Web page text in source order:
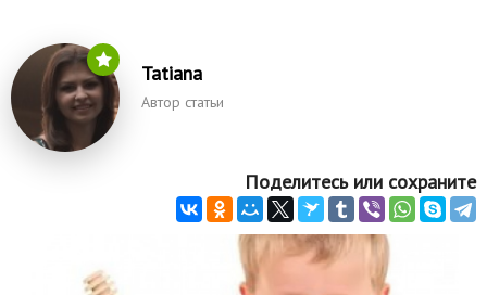
Tatiana
Автор статьи
Поделитесь или сохраните